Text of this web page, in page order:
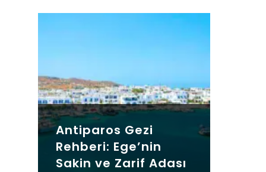
Antiparos Gezi
Rehberi: Ege’nin
Sakin ve Zarif Adası